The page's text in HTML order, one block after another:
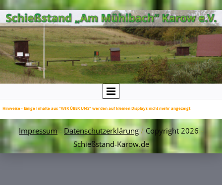
Hinweise - Einige Inhalte aus "WIR ÜBER UNS" werden auf kleinen Displays nicht mehr angezeigt
Impressum- Datenschutzerklärung/ Copyright 2026-
Schießstand-Karow.de